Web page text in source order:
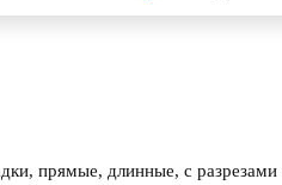
прямые, длинные, с